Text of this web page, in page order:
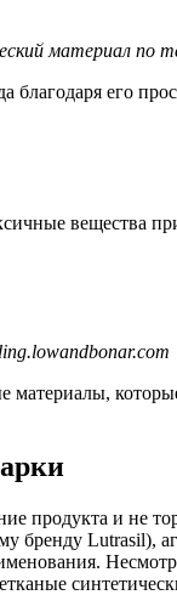
материал по
его
вещества
продукта и не
бренду Lutrasil),